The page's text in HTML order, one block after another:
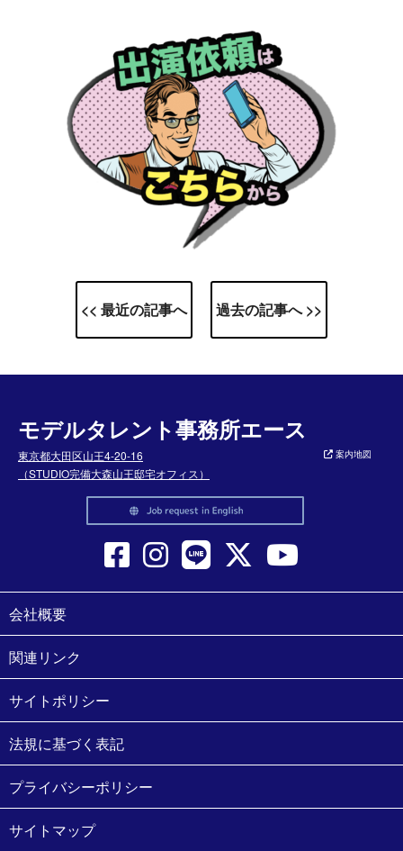
<< 最近の記事へ 過去の記事へ >>
モデルタレント事務所エース
東京都大田区山王4-20-16
（STUDIO完備大森山王邸宅オフィス）
案内地図
会社概要
関連リンク
サイトポリシー
法規に基づく表記
プライバシーポリシー
サイトマップ